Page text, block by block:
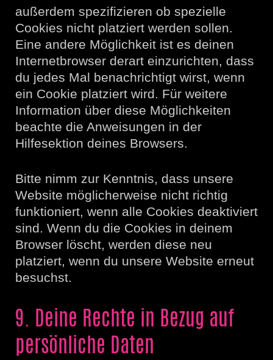
außerdem spezifizieren ob spezielle
Cookies nicht platziert werden sollen.
Eine andere Möglichkeit ist es deinen
Internetbrowser derart einzurichten, dass
du jedes Mal benachrichtigt wirst, wenn
ein Cookie platziert wird. Für weitere
Information über diese Möglichkeiten
beachte die Anweisungen in der
Hilfesektion deines Browsers.
Bitte nimm zur Kenntnis, dass unsere
Website möglicherweise nicht richtig
funktioniert, wenn alle Cookies deaktiviert
sind. Wenn du die Cookies in deinem
Browser löscht, werden diese neu
platziert, wenn du unsere Website erneut
besuchst.
9. Deine Rechte in Bezug auf
persönliche Daten